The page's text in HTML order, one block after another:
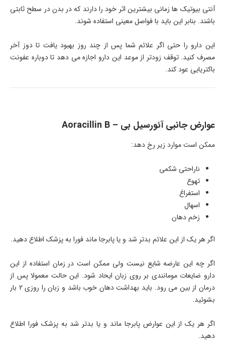
آنتی بیوتیک ها زمانی بیشترین اثر خود را دارند که در بدن در سطح ثابتی
باشند. بنابر این باید با فواصل معینی استفاده شوند.
این دارو را حتی اگر علائم شما پس از چند روز بهبود یافت تا دوز آخر
مصرف کنید. توقف زودتر از موعد این دارو اجازه می دهد تا دوباره عفونت
باکتریایی عود کند.
عوارض جانبی آئورسیل بی – Aoracillin B
ممکن است موارد زیر رخ دهد:
ناراحتی شکمی
تهوع
استفراغ
اسهال
زخم دهان
اگر هر یک از این علائم بدتر شد و یا پابرجا ماند فورا به پزشک اطلاع دهید.
اگر چه این عارضه شایع نیست ولی ممکن است در زمان استفاده از این
دارو ضایعات مومانندی بر روی زبان ایحاد شود. این حالت معمولا پس از
درمان از بین می رود. باید بهداشت دهان خوب باشد و زبان را روزی 2 بار
بشوئید.
اگر هر یک از این عوارض پابرجا ماند و یا بدتر شد به پزشک فورا اطلاع
دهید.